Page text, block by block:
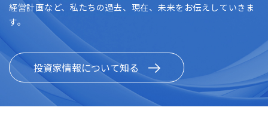
経営計画など、私たちの過去、現在、未来をお伝えしていきま
す。
投資家情報について知る